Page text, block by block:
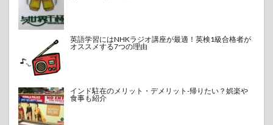
英語学習にはNHKラジオ講座が最適！英検1級合格者が
オススメする7つの理由
インド駐在のメリット・デメリット-帰りたい？娯楽や
食事も紹介